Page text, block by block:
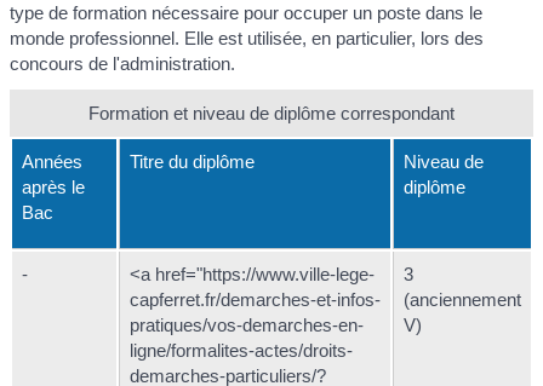
type de formation nécessaire pour occuper un poste dans le
monde professionnel. Elle est utilisée, en particulier, lors des
concours de l'administration.
Formation et niveau de diplôme correspondant
Années
après le
Bac
Titre du diplôme
Niveau de
diplôme
-
<a href="https://www.ville-lege-
capferret.fr/demarches-et-infos-
pratiques/vos-demarches-en-
ligne/formalites-actes/droits-
demarches-particuliers/?
3
(anciennement
V)